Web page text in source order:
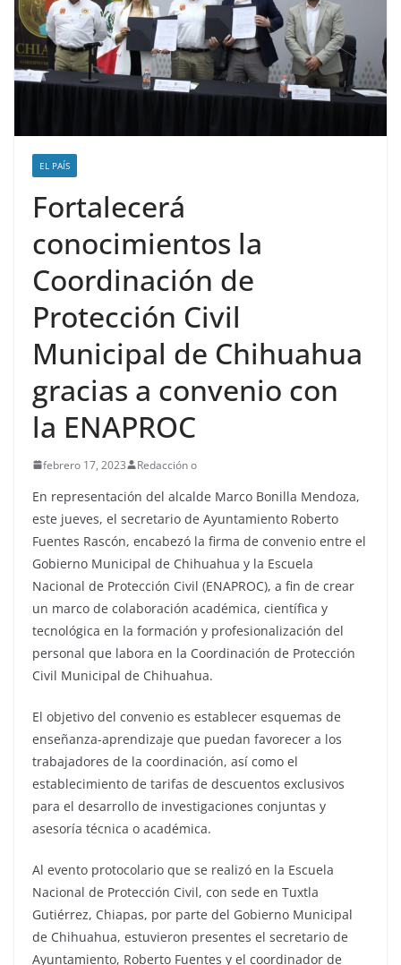
EL PAÍS
Fortalecerá
conocimientos la
Coordinación de
Protección Civil
Municipal de Chihuahua
gracias a convenio con
la ENAPROC
febrero 17, 2023 Redacción o
En representación del alcalde Marco Bonilla Mendoza,
este jueves, el secretario de Ayuntamiento Roberto
Fuentes Rascón, encabezó la firma de convenio entre el
Gobierno Municipal de Chihuahua y la Escuela
Nacional de Protección Civil (ENAPROC), a fin de crear
un marco de colaboración académica, científica y
tecnológica en la formación y profesionalización del
personal que labora en la Coordinación de Protección
Civil Municipal de Chihuahua.
El objetivo del convenio es establecer esquemas de
enseñanza-aprendizaje que puedan favorecer a los
trabajadores de la coordinación, así como el
establecimiento de tarifas de descuentos exclusivos
para el desarrollo de investigaciones conjuntas y
asesoría técnica o académica.
Al evento protocolario que se realizó en la Escuela
Nacional de Protección Civil, con sede en Tuxtla
Gutiérrez, Chiapas, por parte del Gobierno Municipal
de Chihuahua, estuvieron presentes el secretario de
Ayuntamiento, Roberto Fuentes y el coordinador de